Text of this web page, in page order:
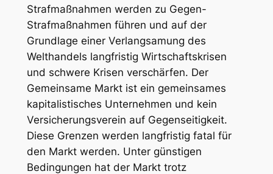
Strafmaßnahmen werden zu Gegen-
Strafmaßnahmen führen und auf der
Grundlage einer Verlangsamung des
Welthandels langfristig Wirtschaftskrisen
und schwere Krisen verschärfen. Der
Gemeinsame Markt ist ein gemeinsames
kapitalistisches Unternehmen und kein
Versicherungsverein auf Gegenseitigkeit.
Diese Grenzen werden langfristig fatal für
den Markt werden. Unter günstigen
Bedingungen hat der Markt trotz